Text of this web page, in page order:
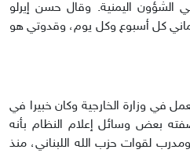
الشؤون اليمنية. وقال حسن إيرلو
كل أسبوع وكل يوم، وقدوتي هو
في وزارة الخارجية وكان خبيرا في
بعض وسائل إعلام النظام بأنه
لقوات حزب الله اللبناني، منذ